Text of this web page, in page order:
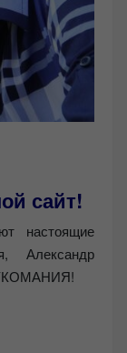
сайт!
настоящие
Александр